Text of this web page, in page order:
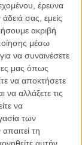
έρευνα
σας, εμείς
ακριβή
μέσω
να συναινέσετε
μας όπως
να αποκτήσετε
αλλάξετε τις
να
των
τη
ο Εντουάρ
της
26 ολόκληρα
2007, ενώ
«Grutli»
για το
επίσης
ένα άγνωστο